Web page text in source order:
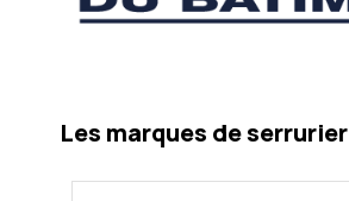
Les marques de serrurier